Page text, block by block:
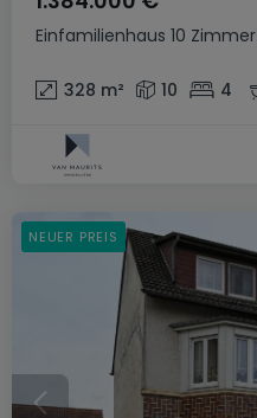
Einfamilienhaus 10 Zimmer
328 m² 10 4
NEUER PREIS